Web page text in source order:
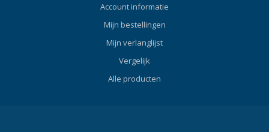
Account informatie
Mijn bestellingen
Mijn verlanglijst
Vergelijk
Alle producten